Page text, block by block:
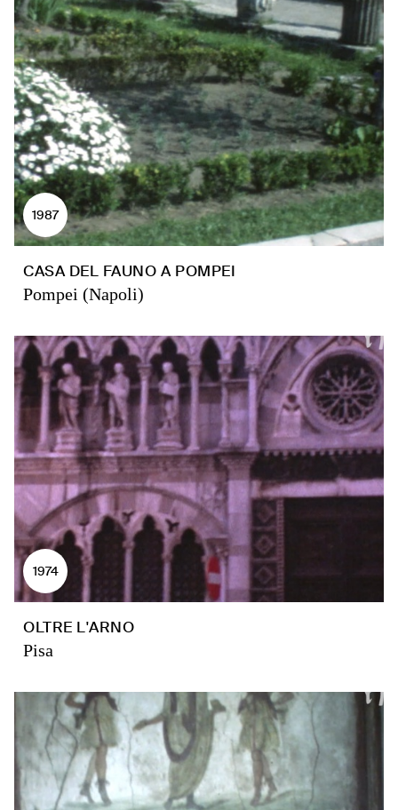
1987
CASA DEL FAUNO A POMPEI
Pompei (Napoli)
1974
OLTRE L'ARNO
Pisa